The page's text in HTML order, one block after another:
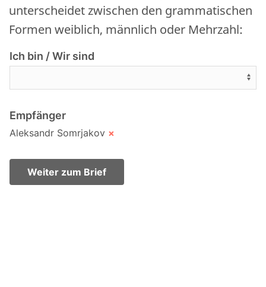
unterscheidet zwischen den grammatischen
Formen weiblich, männlich oder Mehrzahl:
Ich bin / Wir sind
Empfänger
Aleksandr Somrjakov ×
Weiter zum Brief